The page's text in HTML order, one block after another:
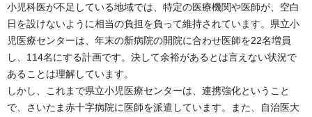
小児科医が不足している地域では、特定の医療機関や医師が、空白
日を設けないように相当の負担を負って維持されています。県立小
児医療センターは、年末の新病院の開院に合わせ医師を22名増員
し、114名にする計画です。決して余裕があるとは言えない状況で
あることは理解しています。
しかし、これまで県立小児医療センターは、連携強化ということ
で、さいたま赤十字病院に医師を派遣しています。また、自治医大